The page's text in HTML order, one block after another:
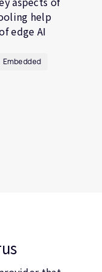
help
edge AI
Embedded